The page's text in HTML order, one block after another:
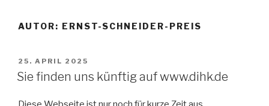
AUTOR: ERNST-SCHNEIDER-PREIS
VERÖFFENTLICHT
AM
25. APRIL 2025
Sie finden uns künftig auf www.dihk.de